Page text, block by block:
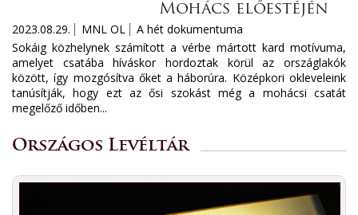
Mohács előestéjén
2023.08.29. MNL OL
A hét dokumentuma
Sokáig közhelynek számított a vérbe mártott kard motívuma,
amelyet csatába híváskor hordoztak körül az országlakók
között, így mozgósítva őket a háborúra. Középkori okleveleink
tanúsítják, hogy ezt az ősi szokást még a mohácsi csatát
megelőző időben...
Országos Levéltár